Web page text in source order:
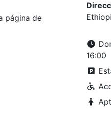
página de
16:00